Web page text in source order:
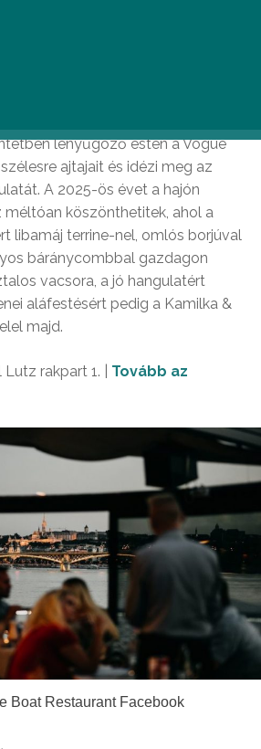
lenyűgöző estén a Vogue
ajtajait és idézi meg az
A 2025-ös évet a hajón
köszönthetitek, ahol a
libamáj terrine-nel, omlós borjúval
báránycombbal gazdagon
vacsora, a jó hangulatért
aláfestésért pedig a Kamilka &
majd.
rakpart 1. | Tovább az
Boat Restaurant Facebook